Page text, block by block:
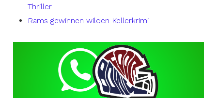
Thriller
Rams gewinnen wilden Kellerkrimi